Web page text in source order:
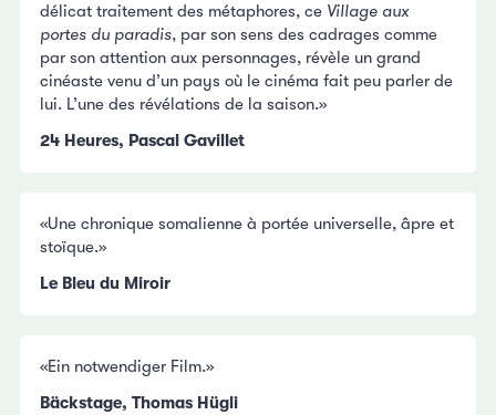
délicat traitement des métaphores, ce Village aux
portes du paradis, par son sens des cadrages comme
par son attention aux personnages, révèle un grand
cinéaste venu d’un pays où le cinéma fait peu parler de
lui. L’une des révélations de la saison.»
24 Heures, Pascal Gavillet
«Une chronique somalienne à portée universelle, âpre et
stoïque.»
Le Bleu du Miroir
«Ein notwendiger Film.»
Bäckstage, Thomas Hügli